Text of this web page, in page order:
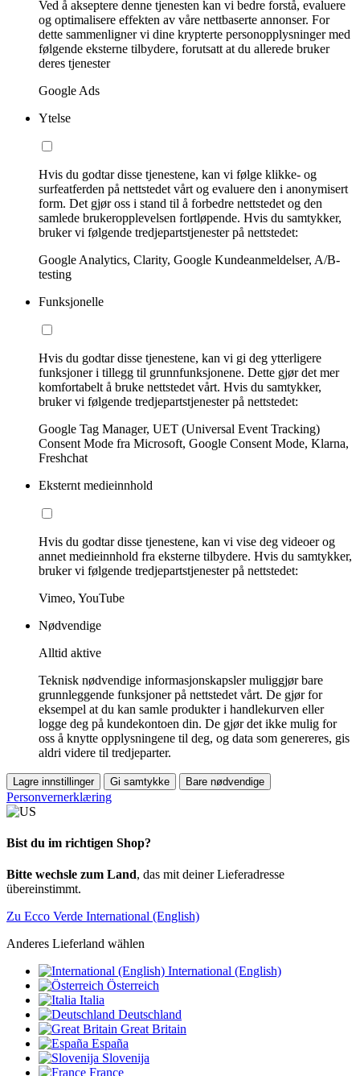
Ved å akseptere denne tjenesten kan vi bedre forstå, evaluere
og optimalisere effekten av våre nettbaserte annonser. For
dette sammenligner vi dine krypterte personopplysninger med
følgende eksterne tilbydere, forutsatt at du allerede bruker
deres tjenester
Google Ads
Ytelse
Hvis du godtar disse tjenestene, kan vi følge klikke- og
surfeatferden på nettstedet vårt og evaluere den i anonymisert
form. Det gjør oss i stand til å forbedre nettstedet og den
samlede brukeropplevelsen fortløpende. Hvis du samtykker,
bruker vi følgende tredjepartstjenester på nettstedet:
Google Analytics, Clarity, Google Kundeanmeldelser, A/B-
testing
Funksjonelle
Hvis du godtar disse tjenestene, kan vi gi deg ytterligere
funksjoner i tillegg til grunnfunksjonene. Dette gjør det mer
komfortabelt å bruke nettstedet vårt. Hvis du samtykker,
bruker vi følgende tredjepartstjenester på nettstedet:
Google Tag Manager, UET (Universal Event Tracking)
Consent Mode fra Microsoft, Google Consent Mode, Klarna,
Freshchat
Eksternt medieinnhold
Hvis du godtar disse tjenestene, kan vi vise deg videoer og
annet medieinnhold fra eksterne tilbydere. Hvis du samtykker,
bruker vi følgende tredjepartstjenester på nettstedet:
Vimeo, YouTube
Nødvendige
Alltid aktive
Teknisk nødvendige informasjonskapsler muliggjør bare
grunnleggende funksjoner på nettstedet vårt. De gjør for
eksempel at du kan samle produkter i handlekurven eller
logge deg på kundekontoen din. De gjør det ikke mulig for
oss å knytte opplysningene til deg, og data som genereres, gis
aldri videre til tredjeparter.
Lagre innstillinger Gi samtykke Bare nødvendige
Personvernerklæring
Bist du im richtigen Shop?
Bitte wechsle zum Land, das mit deiner Lieferadresse
übereinstimmt.
Zu Ecco Verde International (English)
Anderes Lieferland wählen
International (English)
Österreich
Italia
Deutschland
Great Britain
España
Slovenija
France